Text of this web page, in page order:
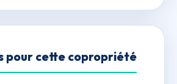
pour cette copropriété